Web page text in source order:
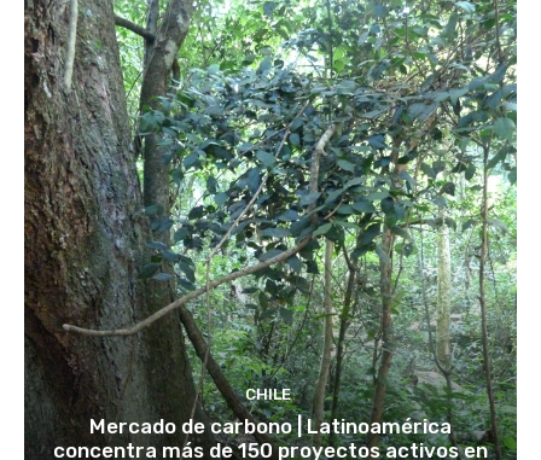
CHILE
Mercado de carbono | Latinoamérica
concentra más de 150 proyectos activos en